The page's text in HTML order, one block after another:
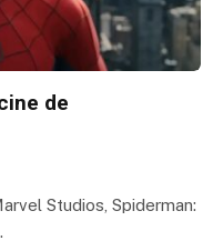
de
Studios, Spiderman: